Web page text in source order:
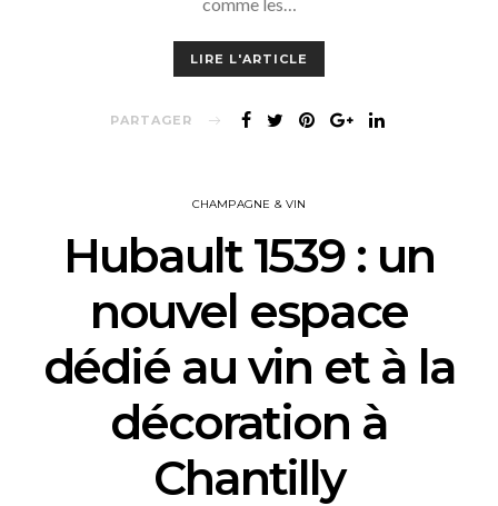
LIRE L'ARTICLE
PARTAGER
CHAMPAGNE & VIN
Hubault 1539 : un
nouvel espace
dédié au vin et à la
décoration à
Chantilly